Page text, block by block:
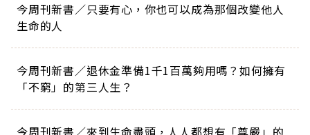
今周刊新書／只要有心，你也可以成為那個改變他人
生命的人
今周刊新書／退休金準備1千1百萬夠用嗎？如何擁有
「不窮」的第三人生？
今周刊新書／來到生命盡頭，人人都想有「尊嚴」的